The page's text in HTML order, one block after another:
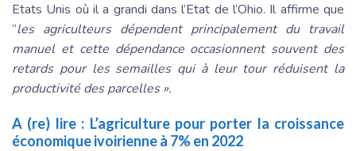
Etats Unis où il a grandi dans l’Etat de l’Ohio. Il affirme que
“les agriculteurs dépendent principalement du travail
manuel et cette dépendance occasionnent souvent des
retards pour les semailles qui à leur tour réduisent la
productivité des parcelles ».
A (re) lire : L’agriculture pour porter la croissance
économique ivoirienne à 7% en 2022